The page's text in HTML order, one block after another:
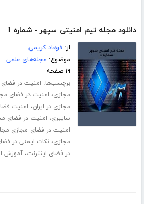
دانلود مجله تیم امنیتی سپهر - شماره 1
از:فرهاد کریمی
موضوع: مجله‌های علمی
۱۹ صفحه
برچسب‌ها: امنیت در
مجازی، امنیت در فضای
مجازی در ایران، امنیت
سایبری، امنیت در فضای
امنیت در فضای مجازی
مجازی،نکات ایمنی در
در فضای اینترنت،آموزش